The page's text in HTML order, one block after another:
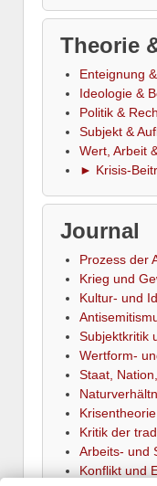
Theorie
Enteignung
Ideologie &
Politik &
Subjekt &
Wert, Arbeit
► Krisis-
Journal
Prozess der
Krieg und
Kultur- und
Subjektkritik
Wertform-
Staat,
Kritik der
Arbeits- und
Konflikt und